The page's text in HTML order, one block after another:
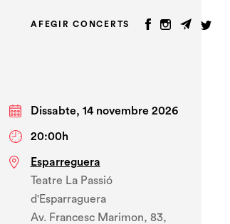
AFEGIR CONCERTS
Dissabte, 14 novembre 2026
20:00h
Esparreguera
Teatre La Passió
d'Esparraguera
Av. Francesc Marimon, 83,